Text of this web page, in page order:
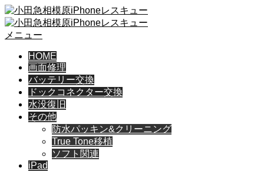
メニュー
HOME
画面修理
バッテリー交換
ドックコネクター交換
水没復旧
その他
防水パッキン&クリーニング
True Tone移植
ソフト関連
iPad